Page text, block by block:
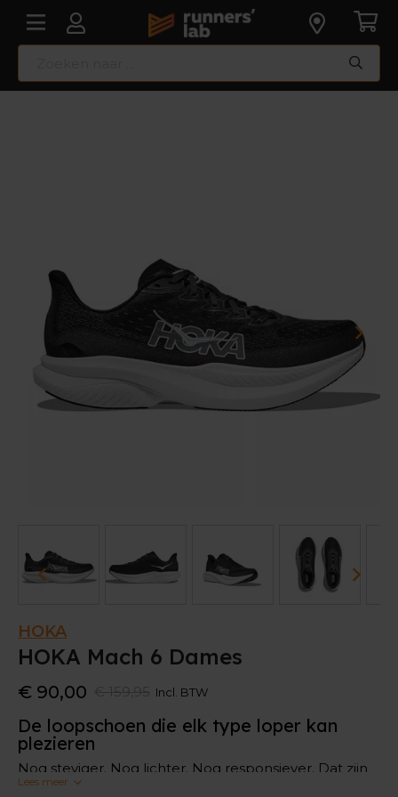
HOKA
HOKA Mach 6 Dames
€ 90,00 Incl. BTW
De loopschoen die elk type loper kan
plezieren
Nog steviger. Nog lichter. Nog responsiever. Dat zijn
in een notendop de vernieuwingen van deze HOKA
Lees meer